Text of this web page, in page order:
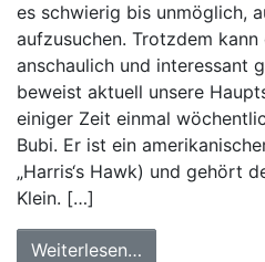
es schwierig bis unmöglich,
aufzusuchen. Trotzdem
anschaulich und interessant
beweist aktuell unsere
einiger Zeit einmal
Bubi. Er ist ein
„Harris‘s Hawk) und gehört
Klein. […]
Weiterlesen…